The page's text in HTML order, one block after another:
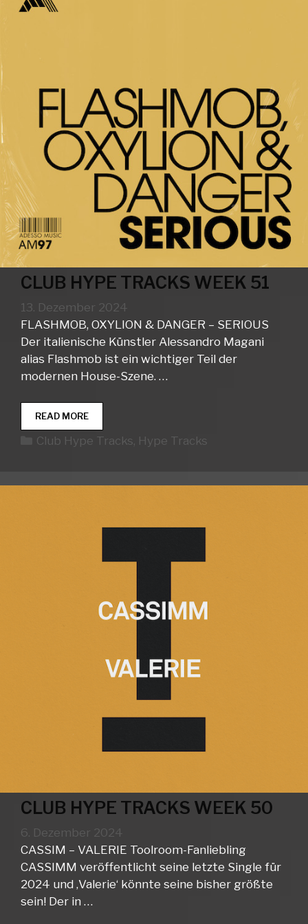
CLUB HYPE TRACKS WEEK 51
13. Dezember 2024
FLASHMOB, OXYLION & DANGER – SERIOUS
Der italienische Künstler Alessandro Magani
alias Flashmob ist ein wichtiger Teil der
modernen House-Szene. …
READ MORECLUB
HYPE
TRACKS
Kategorien
Club Hype Tracks, Hype Tracks
CLUB HYPE TRACKS WEEK 50
6. Dezember 2024
CASSIM – VALERIE Toolroom-Fanliebling
CASSIMM veröffentlicht seine letzte Single für
2024 und ‚Valerie‘ könnte seine bisher größte
sein! Der in …